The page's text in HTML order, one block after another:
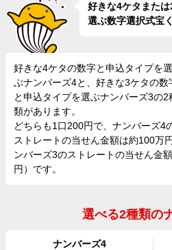
好きな4ケタまた
選ぶ数字選択式宝
好きな4ケタの数字と申込タイプを選
ぶナンバーズ4と、好きな3ケタの数
と申込タイプを選ぶナンバーズ3の2
類があります。
どちらも1口200円で、ナンバーズ4
ストレートの当せん金額は約100万
ンバーズ3のストレートの当せん金
円）です。
選べる2種類の
ナンバーズ4